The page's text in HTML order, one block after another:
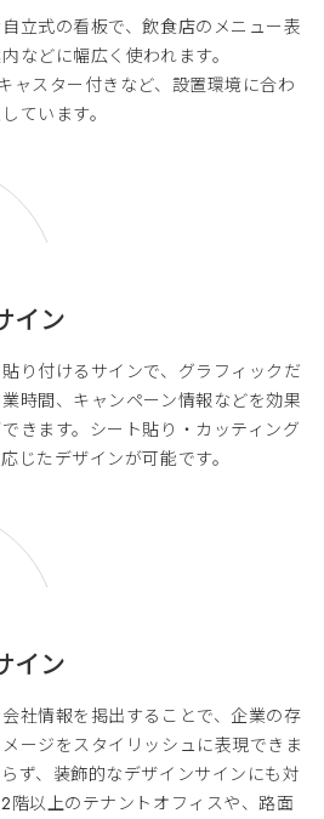
立式の看板で、飲食店のメニュー表
などに幅広く使われます。
ャスター付きなど、設置環境に合わ
ています。
イン
り付けるサインで、グラフィックだ
時間、キャンペーン情報などを効果
きます。シート貼り・カッティング
じたデザインが可能です。
イン
社情報を掲出することで、企業の存
ージをスタイリッシュに表現できま
ず、装飾的なデザインサインにも対
階以上のテナントオフィスや、路面